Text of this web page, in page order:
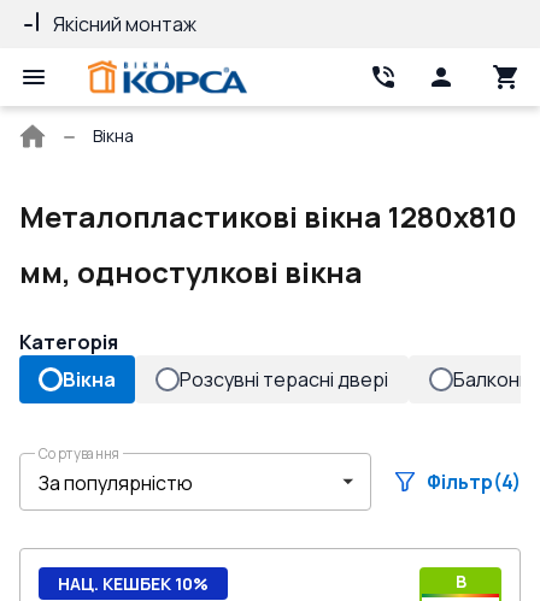
Якісний монтаж
Головна
Вікна
Металопластикові вікна 1280x810
мм, одностулкові вікна
Категорія
Вікна
Розсувні терасні двері Балконні
Сортування
Фільтр(4)
B
НАЦ. КЕШБЕК 10%